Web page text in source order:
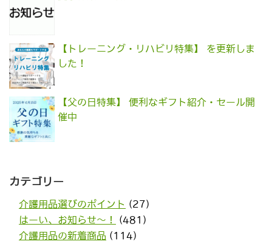
【トレーニング・リハビリ特集】 を更新しま
した！
【父の日特集】 便利なギフト紹介・セール開
催中
カテゴリー
介護用品選びのポイント (27)
はーい、お知らせ〜！
(481)
介護用品の新着商品 (114)